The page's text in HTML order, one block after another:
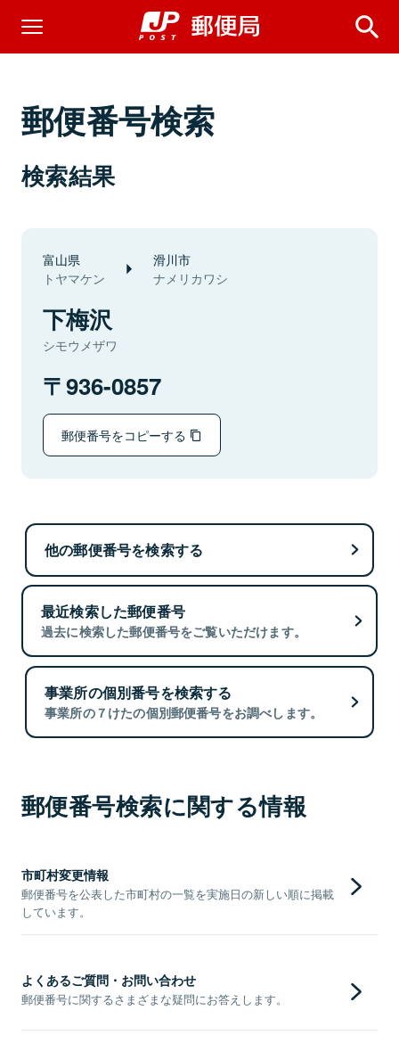
郵便番号検索
検索結果
富山県
トヤマケン
滑川市
ナメリカワシ
下梅沢
シモウメザワ
936-0857
郵便番号をコピーする
他の郵便番号を検索する
最近検索した郵便番号
過去に検索した郵便番号をご覧いただけます。
事業所の個別番号を検索する
事業所の７けたの個別郵便番号をお調べします。
郵便番号検索に関する情報
市町村変更情報
郵便番号を公表した市町村の一覧を実施日の新しい順に掲載
しています。
よくあるご質問・お問い合わせ
郵便番号に関するさまざまな疑問にお答えします。